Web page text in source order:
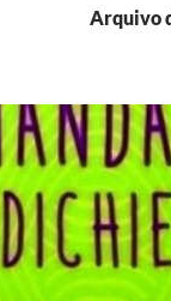
Arquivo